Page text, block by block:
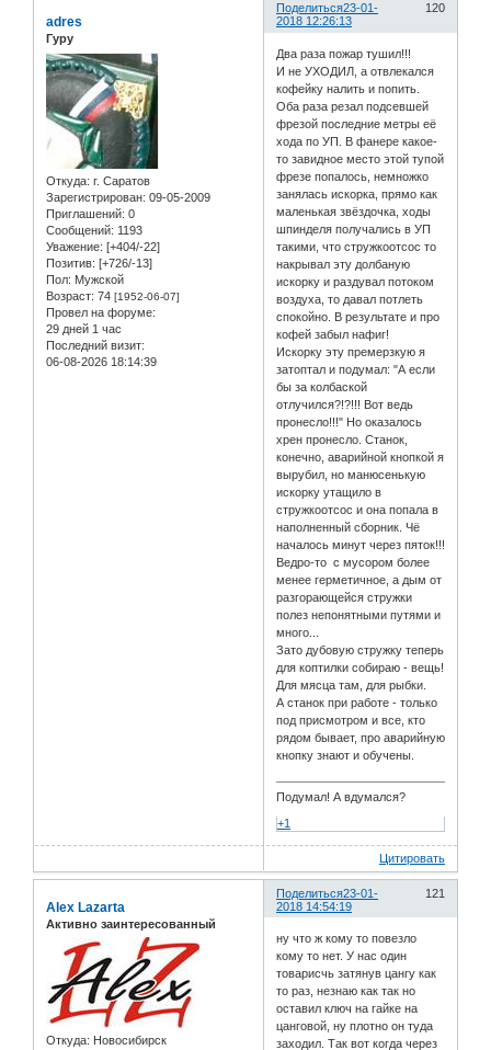
Поделиться 120
23-01-
2018 12:26:13
adres
Гуру
Откуда: г. Саратов
Зарегистрирован: 09-05-2009
Приглашений: 0
Сообщений: 1193
Уважение: [+404/-22]
Позитив: [+726/-13]
Пол: Мужской
Возраст: 74 [1952-06-07]
Провел на форуме:
29 дней 1 час
Последний визит:
06-08-2026 18:14:39
Два раза пожар тушил!!!
И не УХОДИЛ, а отвлекался
кофейку налить и попить.
Оба раза резал подсевшей
фрезой последние метры её
хода по УП. В фанере какое-
то завидное место этой тупой
фрезе попалось, немножко
занялась искорка, прямо как
маленькая звёздочка, ходы
шпинделя получались в УП
такими, что стружкоотсос то
накрывал эту долбаную
искорку и раздувал потоком
воздуха, то давал потлеть
спокойно. В результате и про
кофей забыл нафиг!
Искорку эту премерзкую я
затоптал и подумал: "А если
бы за колбаской
отлучился?!?!!! Вот ведь
пронесло!!!" Но оказалось
хрен пронесло. Станок,
конечно, аварийной кнопкой я
вырубил, но манюсенькую
искорку утащило в
стружкоотсос и она попала в
наполненный сборник. Чё
началось минут через пяток!!!
Ведро-то с мусором более
менее герметичное, а дым от
разгорающейся стружки
полез непонятными путями и
много...
Зато дубовую стружку теперь
для коптилки собираю - вещь!
Для мясца там, для рыбки.
А станок при работе - только
под присмотром и все, кто
рядом бывает, про аварийную
кнопку знают и обучены.
Подумал! А вдумался?
+1
Цитировать
Поделиться 121
23-01-
2018 14:54:19
Alex Lazarta
Активно заинтересованный
Откуда: Новосибирск
ну что ж кому то повезло
кому то нет. У нас один
товарисчь затянув цангу как
то раз, незнаю как так но
оставил ключ на гайке на
цанговой, ну плотно он туда
заходил. Так вот когда через